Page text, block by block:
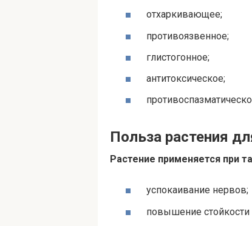
отхаркивающее;
противоязвенное;
глистогонное;
антитоксическое;
Польза растения
Растение применяется при
успокаивание нервов;
повышение